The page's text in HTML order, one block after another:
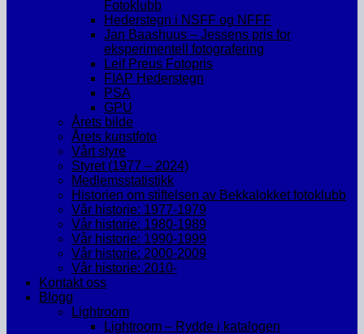
Fotoklubb
Hederstegn i NSFF og NFFF
Jan Baashuus – Jessens pris for
eksperimentell fotografering
Leif Preus Fotopris
FIAP Hederstegn
PSA
GPU
Årets bilde
Årets kunstfoto
Vårt styre
Styret (1977 – 2024)
Medlemsstatistikk
Historien om stiftelsen av Bekkalokket fotoklubb
Vår historie: 1977-1979
Vår historie: 1980-1989
Vår historie: 1990-1999
Vår historie: 2000-2009
Vår historie: 2010-
Kontakt oss
Blogg
Lightroom
Lightroom – Rydde i katalogen